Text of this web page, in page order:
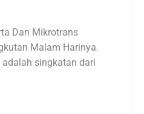
Dan Mikrotrans
Malam Harinya.
adalah singkatan dari